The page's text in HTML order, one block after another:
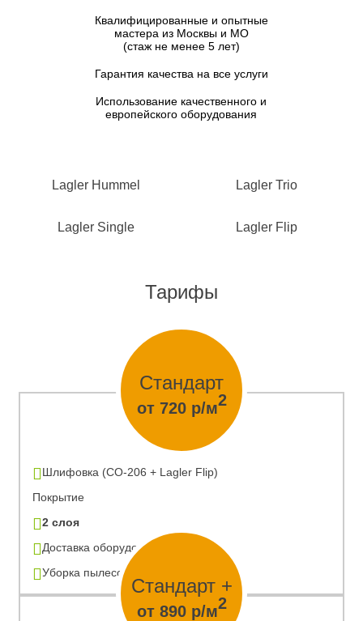
Квалифицированные и опытные
мастера из Москвы и МО
(стаж не менее 5 лет)
Гарантия качества на все услуги
Использование качественного и
европейского оборудования
Lagler Hummel Lagler Trio
Lagler Single Lagler Flip
Тарифы
Стандарт
от 720 р/м2
Шлифовка (CO-206 + Lagler Flip)
Покрытие
2 слоя
Доставка оборудования
Уборка пылесосом
Стандарт +
от 890 р/м2